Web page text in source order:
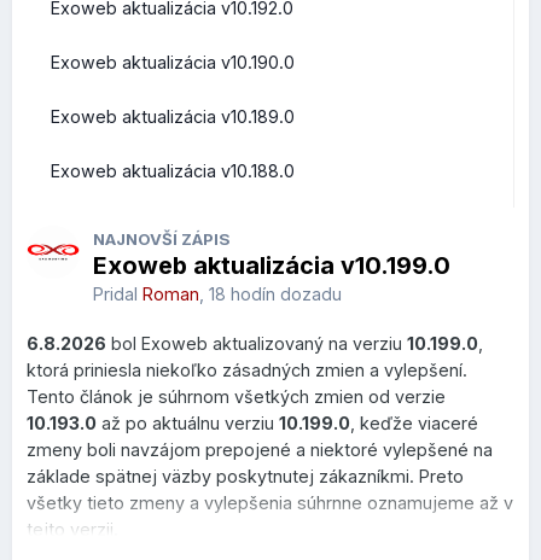
Roundcube Webmail
V zozname správ pribudlo novéQuick Actions menu
ktoré sa zobrazí po prejdení kurzorom myši nad správou.
otvorenia emailu.
Čo to prináša?
menej kliknutí,
rýchlejšie triedenie pošty,
pohodlnejšia práca vo veľkých schránkach.
Dostupné sú akcie:
Exoweb aktualizácia v10.192.0
Exoweb aktualizácia v10.190.0
Exoweb aktualizácia v10.189.0
Exoweb aktualizácia v10.188.0
NAJNOVŠÍ ZÁPIS
Exoweb aktualizácia v10.199.0
Pridal Roman 18 hodín dozadu
6.8.2026 bol Exoweb aktualizovaný na verziu 10.199.0
ktorá priniesla niekoľko zásadných zmien a vylepšení.
Tento článok je súhrnom všetkých zmien od verzie
10.193.0 až po aktuálnu verziu 10.199.0 , keďže viaceré
zmeny boli navzájom prepojené a niektoré vylepšené na
základe spätnej väzby poskytnutej zákazníkmi. Preto
všetky tieto zmeny a vylepšenia súhrnne oznamujeme až v
tejto verzii.